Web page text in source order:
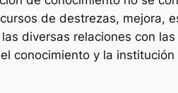
de destrezas, mejora,
diversas relaciones con
conocimiento y la